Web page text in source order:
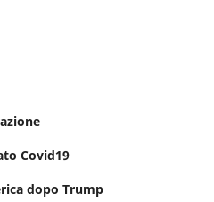
Covid19
dopo Trump